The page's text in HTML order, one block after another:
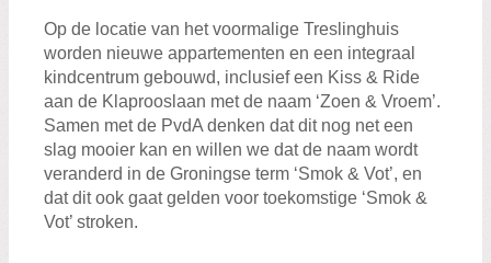
Op de locatie van het voormalige Treslinghuis
worden nieuwe appartementen en een integraal
kindcentrum gebouwd, inclusief een Kiss & Ride
aan de Klaprooslaan met de naam ‘Zoen & Vroem’.
Samen met de PvdA denken dat dit nog net een
slag mooier kan en willen we dat de naam wordt
veranderd in de Groningse term ‘Smok & Vot’, en
dat dit ook gaat gelden voor toekomstige ‘Smok &
Vot’ stroken.